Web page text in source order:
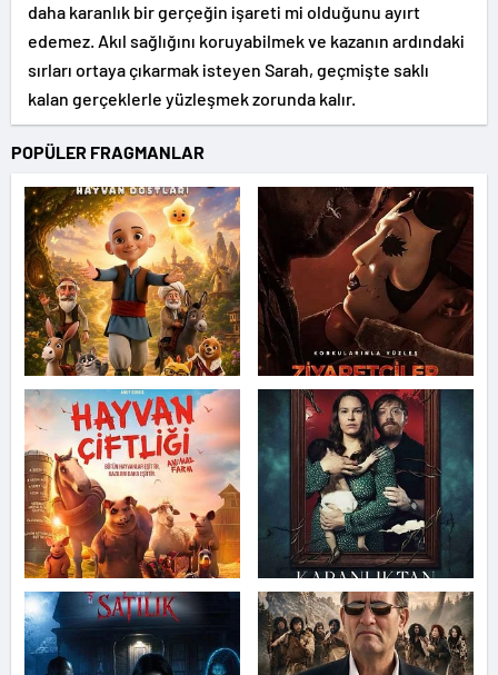
daha karanlık bir gerçeğin işareti mi olduğunu ayırt
edemez. Akıl sağlığını koruyabilmek ve kazanın ardındaki
sırları ortaya çıkarmak isteyen Sarah, geçmişte saklı
kalan gerçeklerle yüzleşmek zorunda kalır.
POPÜLER FRAGMANLAR